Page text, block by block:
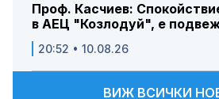
Проф. Касчиев:
в АЕЦ "Козлодуй", е
20:52 • 10.08.26
ВИЖ ВСИЧКИ